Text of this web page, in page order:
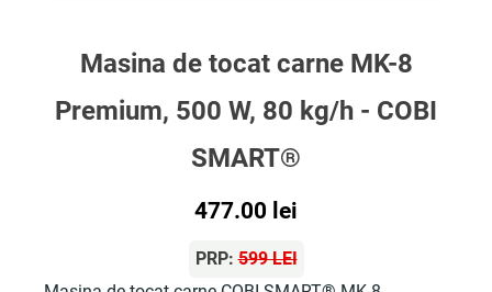
Masina de tocat carne MK-8
Premium, 500 W, 80 kg/h - COBI
SMART®
477.00 lei
PRP:599 LEI